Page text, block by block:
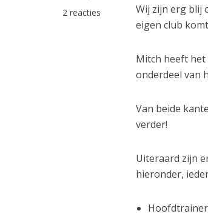
2 reacties
Wij zijn erg blij
eigen club
Mitch heeft het
onderdeel van
Van beide
verder!
Uiteraard zijn
hieronder,